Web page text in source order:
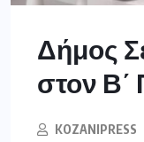
Δήμος
στον Β΄
KOZANIPRESS